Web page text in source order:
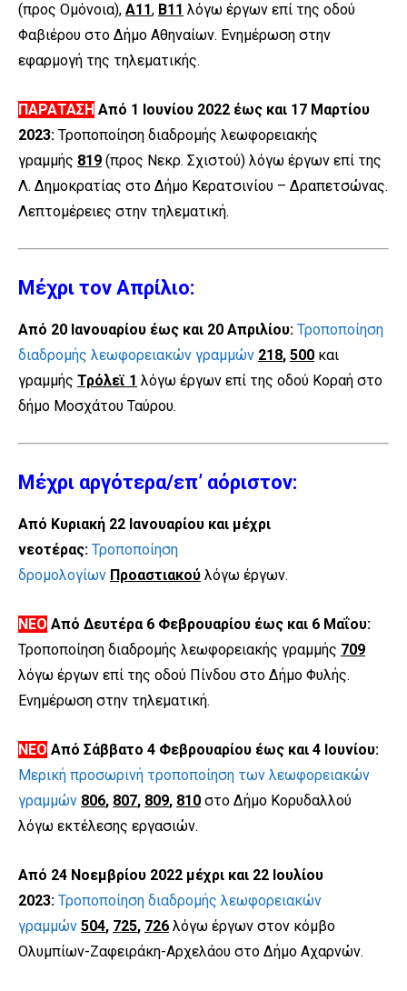
(προς Ομόνοια), Α11, Β11 λόγω έργων επί της οδού
Φαβιέρου στο Δήμο Αθηναίων. Ενημέρωση στην
εφαρμογή της τηλεματικής.
ΠΑΡΑΤΑΣΗ Από 1 Ιουνίου 2022 έως και 17 Μαρτίου
2023: Τροποποίηση διαδρομής λεωφορειακής
γραμμής 819 (προς Νεκρ. Σχιστού) λόγω έργων επί της
Λ. Δημοκρατίας στο Δήμο Κερατσινίου – Δραπετσώνας.
Λεπτομέρειες στην τηλεματική.
Μέχρι τον Απρίλιο:
Από 20 Ιανουαρίου έως και 20 Απριλίου: Τροποποίηση
διαδρομής λεωφορειακών γραμμών 218, 500 και
γραμμής Τρόλεϊ 1 λόγω έργων επί της οδού Κοραή στο
δήμο Μοσχάτου Ταύρου.
Μέχρι αργότερα/επ’ αόριστον:
Από Κυριακή 22 Ιανουαρίου και μέχρι
νεοτέρας: Τροποποίηση
δρομολογίων Προαστιακού λόγω έργων.
ΝΕΟ Από Δευτέρα 6 Φεβρουαρίου έως και 6 Μαΐου:
Τροποποίηση διαδρομής λεωφορειακής γραμμής 709
λόγω έργων επί της οδού Πίνδου στο Δήμο Φυλής.
Ενημέρωση στην τηλεματική.
ΝΕΟ Από Σάββατο 4 Φεβρουαρίου έως και 4 Ιουνίου:
Μερική προσωρινή τροποποίηση των λεωφορειακών
γραμμών 806, 807, 809, 810 στο Δήμο Κορυδαλλού
λόγω εκτέλεσης εργασιών.
Από 24 Νοεμβρίου 2022 μέχρι και 22 Ιουλίου
2023: Τροποποίηση διαδρομής λεωφορειακών
γραμμών 504, 725, 726 λόγω έργων στον κόμβο
Ολυμπίων-Ζαφειράκη-Αρχελάου στο Δήμο Αχαρνών.